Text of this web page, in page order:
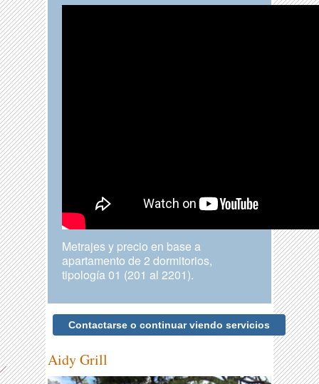
Metrajes y precio en base a
apartamento de 2 dormitorios,
tipología 01 (201 al 2201).
Contactarse o continuar viendo servicios
Aidy Grill